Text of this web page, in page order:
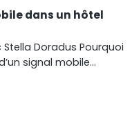
liaison montante.
dans un hôtel
Doradus Pourquoi
signal mobile…